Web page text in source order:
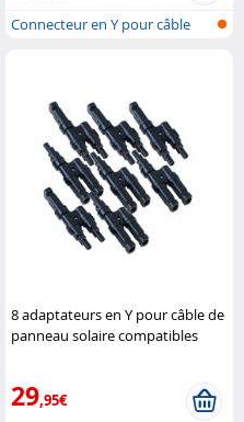
Connecteur en Y pour câble
8 adaptateurs en Y pour câble de
panneau solaire compatibles
29,95€